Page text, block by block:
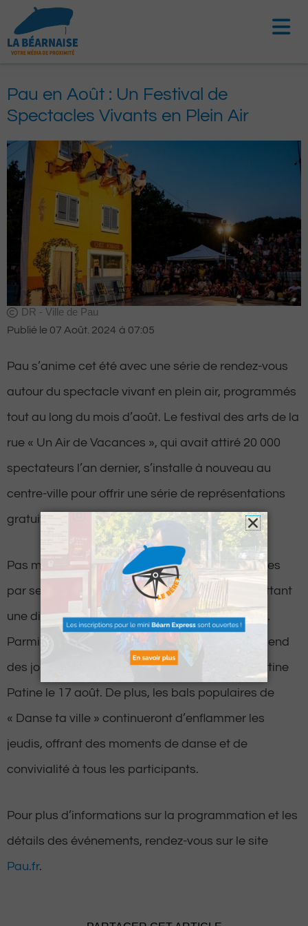
contenu
Pau en Août : Un Festival de
Spectacles Vivants en Plein Air
DR - Ville de Pau
Publié le 07 Août. 2024 à 07:05
Pau s’anime cet été avec une série de rendez-vous
autour du spectacle vivant en plein air, programmés
tout au long du mois d’août. Le festival des arts de la
rue « Un Air de Vacances », qui avait attiré 20 000
spectateurs l’an dernier, s’installe à nouveau au
centre-ville pour offrir une série de représentations
gratuites.
Pas moins de 19 représentations seront assurées
par sept compagnies et un brass band, promettant
une diversité de spectacles pour tous les goûts.
Parmi les artistes attendus, la fanfare « Ça dépend
des jours » se produira le 16 août, suivie de Martine
Patine le 17 août. De plus, les bals populaires de
« Danse ta ville » continueront d’enflammer les
jeudis, offrant des moments de danse et de
convivialité à tous les participants.
Pour plus d’informations sur la programmation et les
détails des événements, rendez-vous sur le site
Pau.fr.